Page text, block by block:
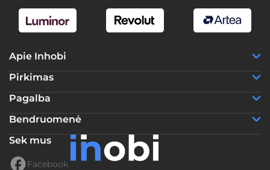
Apie Inhobi
Pirkimas
Pagalba
Bendruomenė
Sek mus
Facebook